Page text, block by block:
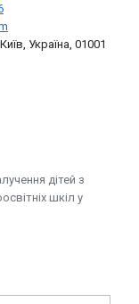
Україна, 01001
дітей з
шкіл у